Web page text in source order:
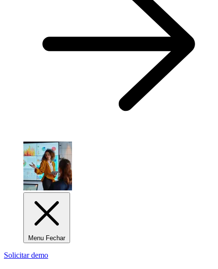
Menu Fechar
Solicitar demo